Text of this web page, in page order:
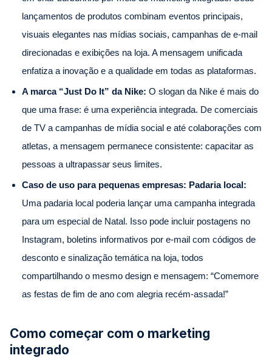
lançamentos de produtos combinam eventos principais,
visuais elegantes nas mídias sociais, campanhas de e-mail
direcionadas e exibições na loja. A mensagem unificada
enfatiza a inovação e a qualidade em todas as plataformas.
A marca “Just Do It” da Nike: O slogan da Nike é mais do
que uma frase: é uma experiência integrada. De comerciais
de TV a campanhas de mídia social e até colaborações com
atletas, a mensagem permanece consistente: capacitar as
pessoas a ultrapassar seus limites.
Caso de uso para pequenas empresas: Padaria local:
Uma padaria local poderia lançar uma campanha integrada
para um especial de Natal. Isso pode incluir postagens no
Instagram, boletins informativos por e-mail com códigos de
desconto e sinalização temática na loja, todos
compartilhando o mesmo design e mensagem: “Comemore
as festas de fim de ano com alegria recém-assada!”
Como começar com o marketing
integrado